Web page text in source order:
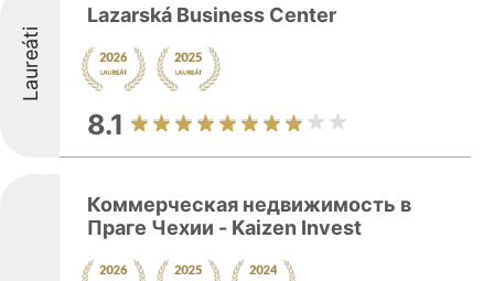
Laureáti
Lazarská Business Center
8.1
Коммерческая недвижимость в
Праге Чехии - Kaizen Invest